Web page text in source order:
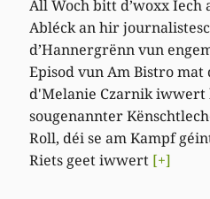
All Woch bitt d’woxx Iech
Abléck an hir
d’Hannergrënn vun
Episod vun Am Bistro
d'Melanie Czarnik iwwert
sougenannter
Roll, déi se am Kampf
Riets geet iwwert [+]